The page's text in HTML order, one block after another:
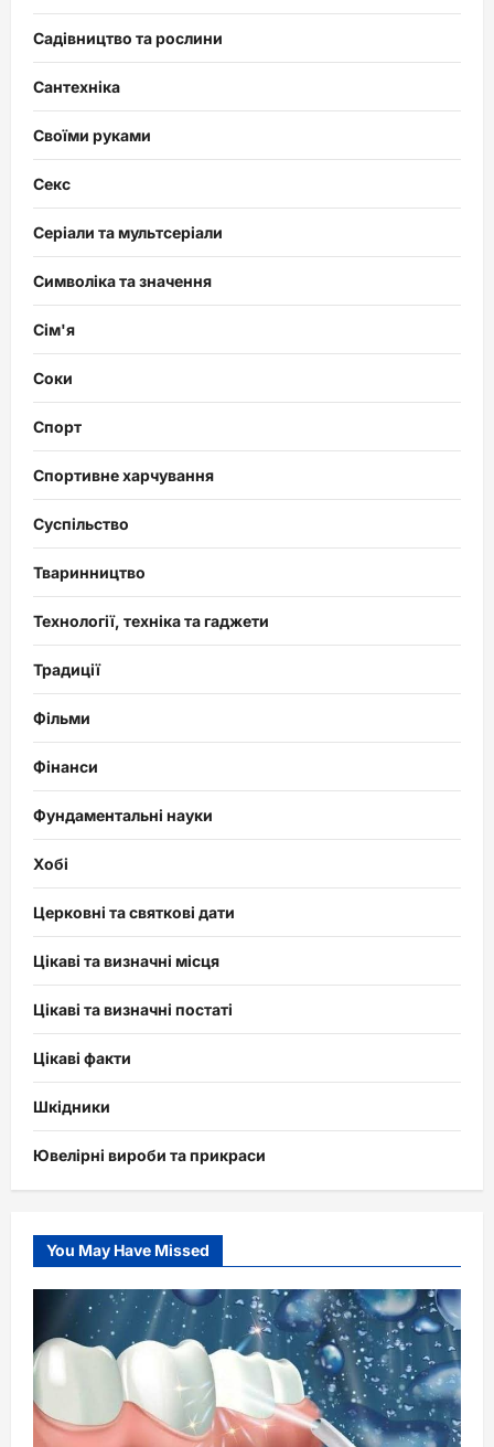
Садівництво та рослини
Сантехніка
Своїми руками
Секс
Серіали та мультсеріали
Символіка та значення
Сім'я
Соки
Спорт
Спортивне харчування
Суспільство
Тваринництво
Технології, техніка та гаджети
Традиції
Фільми
Фінанси
Фундаментальні науки
Хобі
Церковні та святкові дати
Цікаві та визначні місця
Цікаві та визначні постаті
Цікаві факти
Шкідники
Ювелірні вироби та прикраси
You May Have Missed